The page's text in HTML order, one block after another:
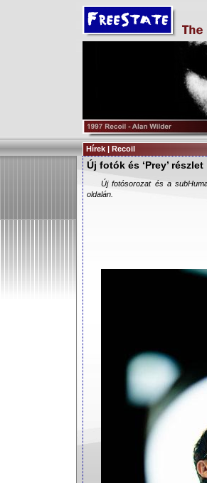
Hírek | Recoil
Új fotók és ‘Prey’ részlet
Új fotósorozat és a
oldalán.